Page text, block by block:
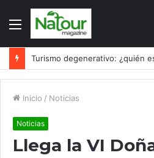
Menú
Inicio / Noticias
Noticias
Llega la VI